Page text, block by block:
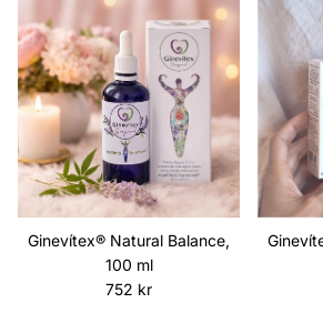
Ginevítex® Natural Balance,
100 ml
Ordinarie pris
752 kr